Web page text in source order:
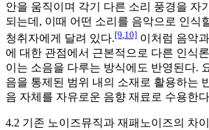
안을 움직이며 각기 다른 소리 풍경을 자
되는데, 이때 어떤 소리를 음악으로 인식
청취자에게 달려 있다.[9,10] 이처럼 음악
에 대한 관점에서 근본적으로 다른 인식
이는 소음을 다루는 방식에도 반영된다.
음을 통제된 범위 내의 소재로 활용하는
음 자체를 자유로운 음향 재료로 수용한
4.2 기존 노이즈뮤직과 재패노이즈의 차